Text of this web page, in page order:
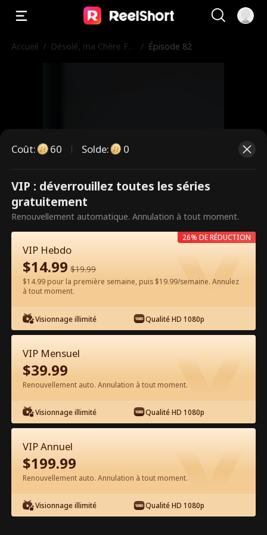
Accueil / Désolé, ma Chère Fill
/ Épisode 82
Ce sont des épisodes payants.
Débloquez pour regarder.
60 Débloquer maintenant
Épisode 82 - Désolé, ma Chère Fille
Film complet
1-50 51-85 Tous les épisodes
83
Coût: 60 Solde: 0
VIP : déverrouillez toutes les séries
gratuitement
Renouvellement automatique. Annulation à tout moment.
VIP Hebdo
$14.99 $19.99
$14.99 pour la première semaine, puis $19.99/semaine. Annulez
à tout moment.
Visionnage illimité Qualité HD 1080p
26% DE RÉDUCTION
VIP Mensuel
$39.99
Renouvellement auto. Annulation à tout moment.
Visionnage illimité Qualité HD 1080p
VIP Annuel
$199.99
Renouvellement auto. Annulation à tout moment.
Visionnage illimité Qualité HD 1080p